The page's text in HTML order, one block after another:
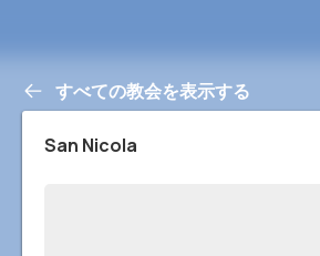
すべての教会を表示する
San Nicola